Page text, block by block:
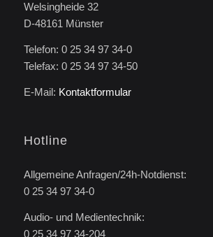
Welsingheide 32
D-48161 Münster
Telefon: 0 25 34 97 34-0
Telefax: 0 25 34 97 34-50
E-Mail: Kontaktformular
Hotline
Allgemeine Anfragen/24h-Notdienst:
0 25 34 97 34-0
Audio- und Medientechnik:
0 25 34 97 34-204